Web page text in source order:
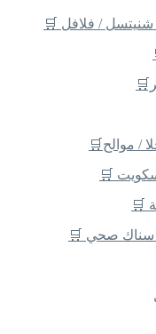
/ فلافل 🛒
/ موالح🛒
🛒
🛒
صحي 🛒